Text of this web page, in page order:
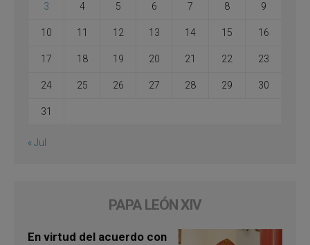
3 4 5 6 7 8 9
10 11 12 13 14 15 16
17 18 19 20 21 22 23
24 25 26 27 28 29 30
31
« Jul
PAPA LEÓN XIV
En virtud del acuerdo con